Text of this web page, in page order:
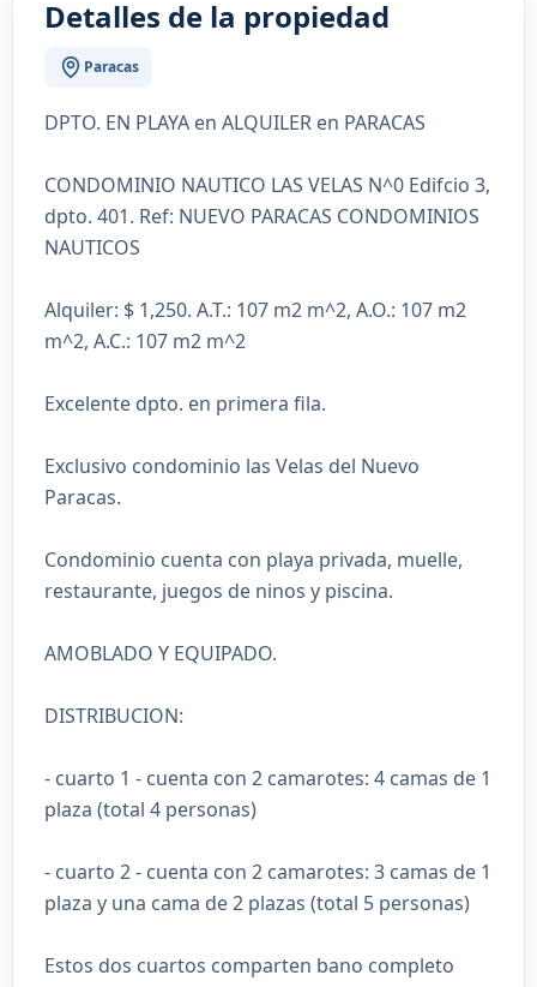
Detalles de la propiedad
Paracas
DPTO. EN PLAYA en ALQUILER en PARACAS
CONDOMINIO NAUTICO LAS VELAS N^0 Edifcio 3,
dpto. 401. Ref: NUEVO PARACAS CONDOMINIOS
NAUTICOS
Alquiler: $ 1,250. A.T.: 107 m2 m^2, A.O.: 107 m2
m^2, A.C.: 107 m2 m^2
Excelente dpto. en primera fila.
Exclusivo condominio las Velas del Nuevo
Paracas.
Condominio cuenta con playa privada, muelle,
restaurante, juegos de ninos y piscina.
AMOBLADO Y EQUIPADO.
DISTRIBUCION:
- cuarto 1 - cuenta con 2 camarotes: 4 camas de 1
plaza (total 4 personas)
- cuarto 2 - cuenta con 2 camarotes: 3 camas de 1
plaza y una cama de 2 plazas (total 5 personas)
Estos dos cuartos comparten bano completo